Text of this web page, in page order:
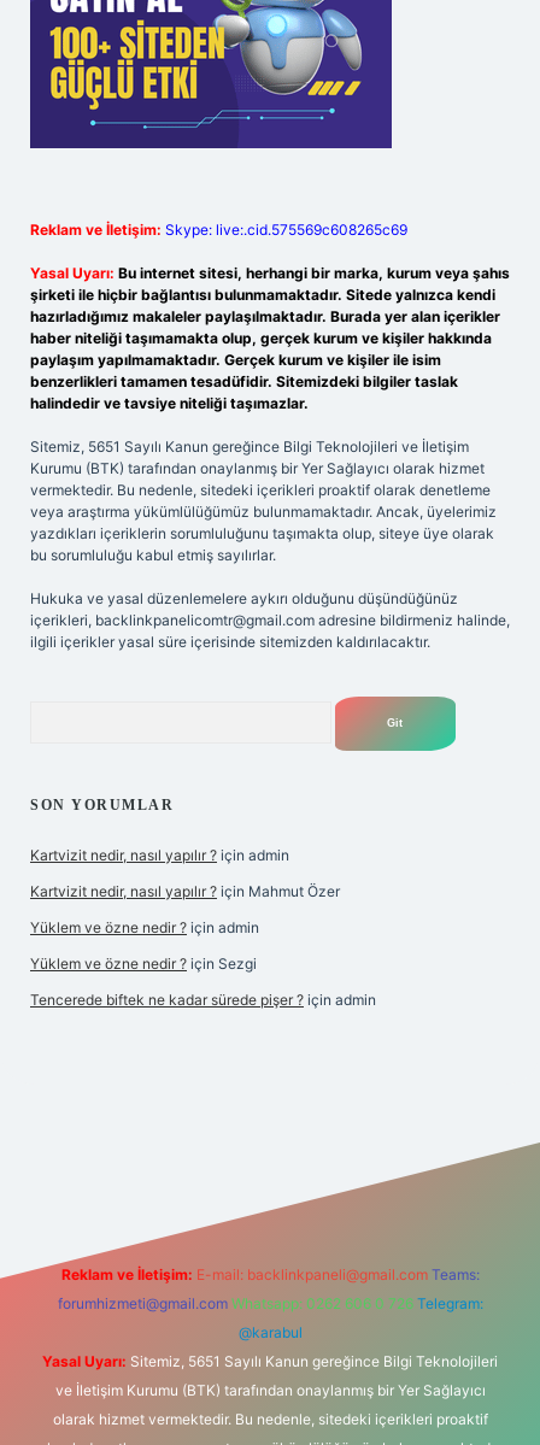
Reklam ve İletişim: Skype: live:.cid.575569c608265c69
Yasal Uyarı: Bu internet sitesi, herhangi bir marka, kurum veya şahıs
şirketi ile hiçbir bağlantısı bulunmamaktadır. Sitede yalnızca kendi
hazırladığımız makaleler paylaşılmaktadır. Burada yer alan içerikler
haber niteliği taşımamakta olup, gerçek kurum ve kişiler hakkında
paylaşım yapılmamaktadır. Gerçek kurum ve kişiler ile isim
benzerlikleri tamamen tesadüfidir. Sitemizdeki bilgiler taslak
halindedir ve tavsiye niteliği taşımazlar.
Sitemiz, 5651 Sayılı Kanun gereğince Bilgi Teknolojileri ve İletişim
Kurumu (BTK) tarafından onaylanmış bir Yer Sağlayıcı olarak hizmet
vermektedir. Bu nedenle, sitedeki içerikleri proaktif olarak denetleme
veya araştırma yükümlülüğümüz bulunmamaktadır. Ancak, üyelerimiz
yazdıkları içeriklerin sorumluluğunu taşımakta olup, siteye üye olarak
bu sorumluluğu kabul etmiş sayılırlar.
Hukuka ve yasal düzenlemelere aykırı olduğunu düşündüğünüz
içerikleri, backlinkpanelicomtr@gmail.com adresine bildirmeniz halinde,
ilgili içerikler yasal süre içerisinde sitemizden kaldırılacaktır.
SON YORUMLAR
Kartvizit nedir, nasıl yapılır ? için admin
Kartvizit nedir, nasıl yapılır ? için Mahmut Özer
Yüklem ve özne nedir ? için admin
Yüklem ve özne nedir ? için Sezgi
Tencerede biftek ne kadar sürede pişer ? için admin
Reklam ve İletişim: E-mail: backlinkpaneli@gmail.com Teams:
forumhizmeti@gmail.com Whatsapp: 0262 606 0 726 Telegram:
@karabul
Yasal Uyarı: Sitemiz, 5651 Sayılı Kanun gereğince Bilgi Teknolojileri
ve İletişim Kurumu (BTK) tarafından onaylanmış bir Yer Sağlayıcı
olarak hizmet vermektedir. Bu nedenle, sitedeki içerikleri proaktif